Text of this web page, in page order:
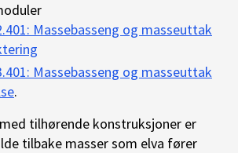
Massebasseng og masseuttak
Massebasseng og masseuttak
.
tilhørende konstruksjoner er
tilbake masser som elva fører